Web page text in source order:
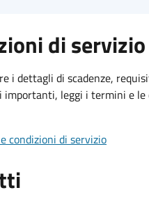
di servizio
i dettagli di scadenze,
importanti, leggi i termini e le
condizioni di servizio